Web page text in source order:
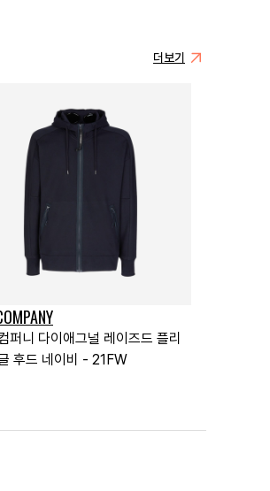
더보기
퍼니 다이애그널 레이즈드 플리
후드 네이비 - 21FW